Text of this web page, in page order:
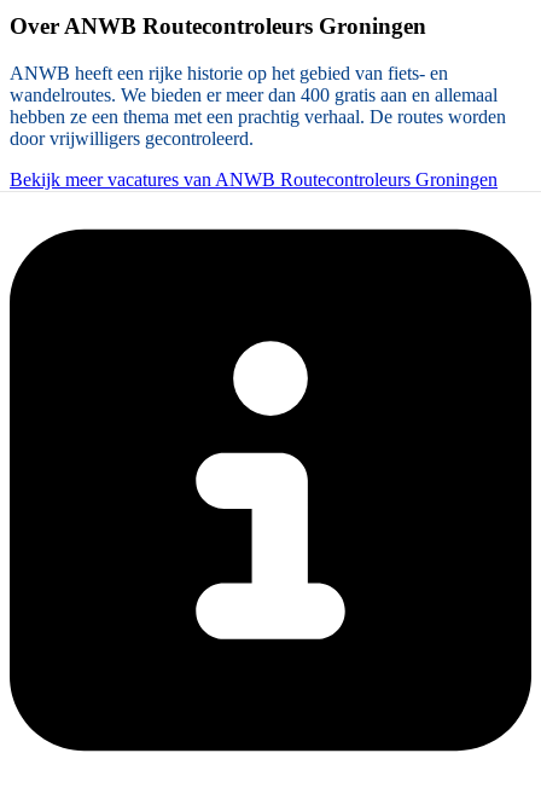
Over ANWB Routecontroleurs Groningen
ANWB heeft een rijke historie op het gebied van fiets- en
wandelroutes. We bieden er meer dan 400 gratis aan en allemaal
hebben ze een thema met een prachtig verhaal. De routes worden
door vrijwilligers gecontroleerd.
Bekijk meer vacatures van ANWB Routecontroleurs Groningen